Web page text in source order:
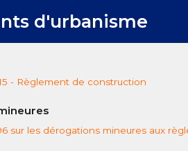
d'urbanisme
- Règlement de construction
sur les dérogations mineures aux